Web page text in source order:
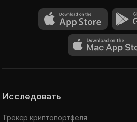
Исследовать
Трекер криптопортфеля